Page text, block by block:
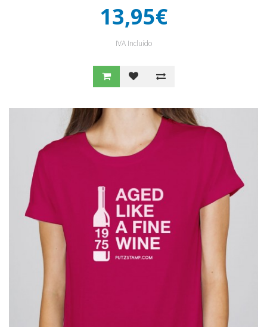
13,95€
IVA Incluído